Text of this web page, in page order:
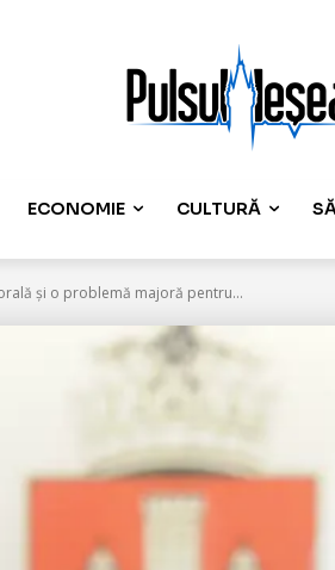
ECONOMIE CULTURĂ
și o problemă majoră pentru...